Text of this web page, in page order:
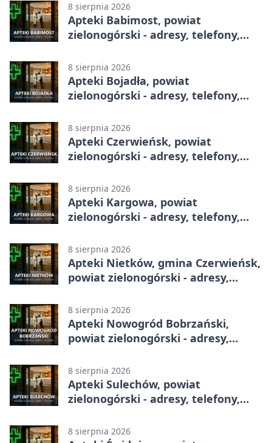
8 sierpnia 2026
Apteki Babimost, powiat
zielonogórski - adresy, telefony,
8 sierpnia 2026
Apteki Bojadła, powiat
zielonogórski - adresy, telefony,
8 sierpnia 2026
Apteki Czerwieńsk, powiat
zielonogórski - adresy, telefony,
8 sierpnia 2026
Apteki Kargowa, powiat
zielonogórski - adresy, telefony,
8 sierpnia 2026
Apteki Nietków, gmina Czerwieńsk,
powiat zielonogórski - adresy,
8 sierpnia 2026
Apteki Nowogród Bobrzański,
powiat zielonogórski - adresy,
8 sierpnia 2026
Apteki Sulechów, powiat
zielonogórski - adresy, telefony,
8 sierpnia 2026